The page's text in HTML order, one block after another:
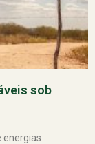
sob
energias